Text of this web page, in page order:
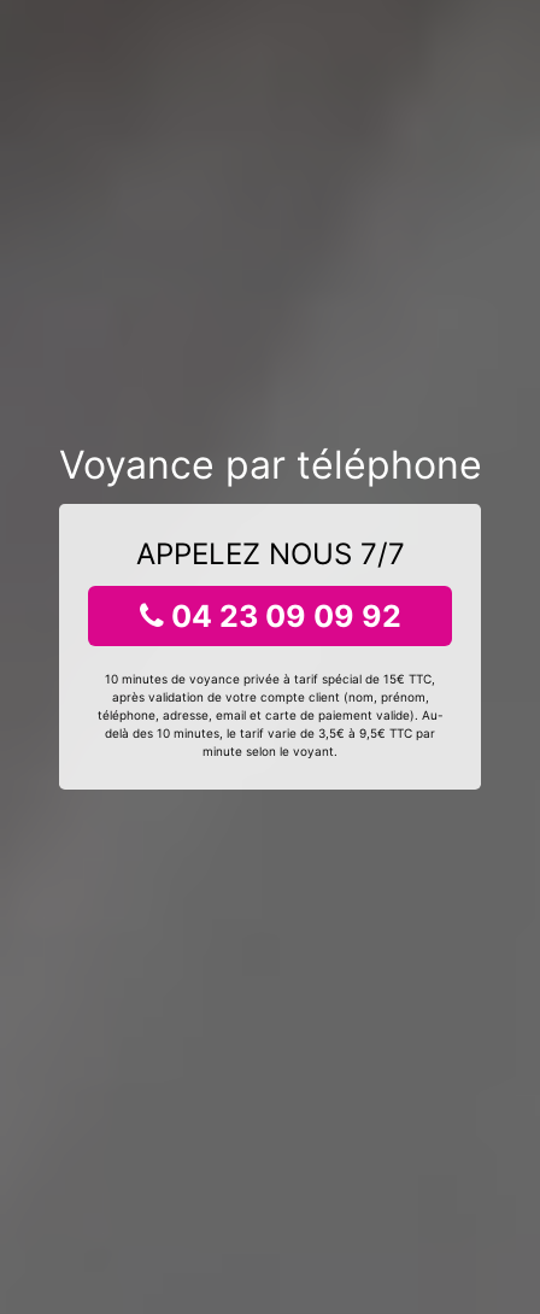
Voyance par téléphone
APPELEZ NOUS 7/7
04 23 09 09 92
10 minutes de voyance privée à tarif spécial de 15€ TTC,
après validation de votre compte client (nom, prénom,
téléphone, adresse, email et carte de paiement valide). Au-
delà des 10 minutes, le tarif varie de 3,5€ à 9,5€ TTC par
minute selon le voyant.